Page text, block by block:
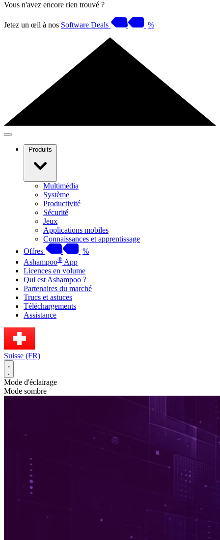
Vous n'avez encore rien trouvé ?
Jetez un œil à nos Software Deals %
Produits
Multimédia
Système
Productivité
Sécurité
Jeux
Applications mobiles
Connaissances et apprentissage
Offres
%
Ashampoo® App
Licences en volume
Qui est Ashampoo ?
Partenaires du marché
Trucs et astuces
Téléchargements
Assistance
Suisse (FR)
Mode d'éclairage
Mode sombre